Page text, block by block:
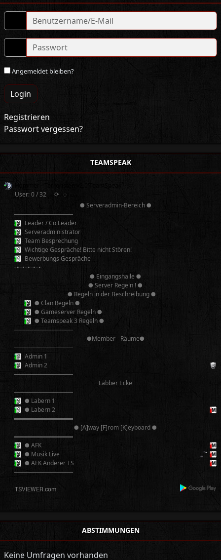
Angemeldet bleiben?
Login
Registrieren
Passwort vergessen?
TEAMSPEAK
User: 0 / 32
⟳ ◌
● Serveradmin-Bereich ●
──────────
Leader / Co Leader
Serveradministrator
Team Besprechung
Wichtige Gespräche! Bitte nicht Stören!
Bewerbungs Gespräche
–•–•–•–•–•
● Eingangshalle ●
● Server Regeln ! ●
● Regeln in der Beschreibung ●
● Clan Regeln ●
● Gameserver Regeln ●
● Teamspeak 3 Regeln ●
──────────
●Member - Räume●
──────────
Admin 1
Admin 2
──────────
Labber Ecke
──────────
● Labern 1
● Labern 2
══════════
● [A]way [F]rom [K]eyboard ●
══════════
● AFK
● Musik Live
● AFK Anderer TS
──────────
ABSTIMMUNGEN
Keine Umfragen vorhanden